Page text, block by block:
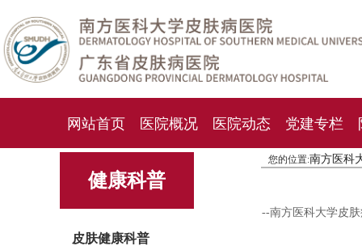
网站首页 医院概况 医院动态 党建专栏
化妆品检测中心 就诊指南 人才
健康科普
皮肤健康科普
您的位置:南方医科
--南方医科大学皮